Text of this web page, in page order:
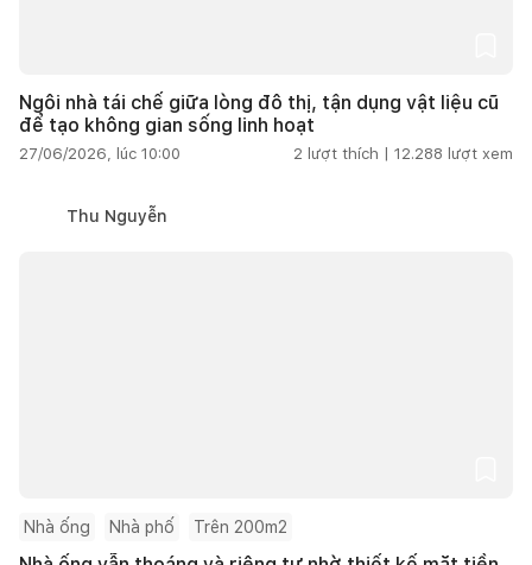
Ngôi nhà tái chế giữa lòng đô thị, tận dụng vật liệu cũ
để tạo không gian sống linh hoạt
27/06/2026, lúc 10:00 2 lượt thích | 12.288 lượt xem
Thu Nguyễn
Nhà ống Nhà phố Trên 200m2